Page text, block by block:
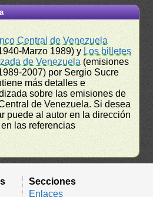
Central de Venezuela
Marzo 1989) y Los billetes
de Venezuela (emisiones
2007) por Sergio Sucre
más detalles e
sobre las emisiones de
de Venezuela. Si desea
puede al autor en la dirección
las referencias
Secciones
Enlaces